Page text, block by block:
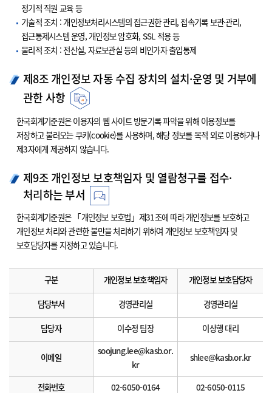
정기적 직원 교육 등
기술적 조치 : 개인정보처리시스템의 접근권한 관리, 접속기록 보관·관리,
접근통제시스템 운영, 개인정보 암호화, SSL 적용 등
물리적 조치 : 전산실, 자료보관실 등의 비인가자 출입통제
제8조 개인정보 자동 수집 장치의 설치·운영 및 거부에
관한 사항
한국회계기준원은 이용자의 웹 사이트 방문기록 파악을 위해 이용정보를
저장하고 불러오는 쿠키(cookie)를 사용하며, 해당 정보를 목적 외로 이용하거나
제3자에게 제공하지 않습니다.
제9조 개인정보 보호책임자 및 열람청구를 접수·
처리하는 부서
한국회계기준원은 「개인정보 보호법」제31조에 따라 개인정보를 보호하고
개인정보 처리와 관련한 불만을 처리하기 위하여 개인정보 보호책임자 및
보호담당자를 지정하고 있습니다.
구분 개인정보 보호책임자 개인정보 보호담당자
담당부서 경영관리실 경영관리실
담당자 이수정 팀장 이상행 대리
이메일
soojung.lee@kasb.or.
kr
shlee@kasb.or.kr
전화번호 02-6050-0164 02-6050-0115